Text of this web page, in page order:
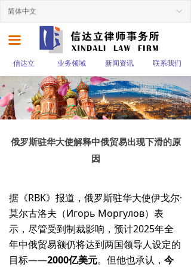
끀
信达立 业务领域 新闻资讯 联系我们
ꀅ
简体中文
俄罗斯驻华大使解释中俄贸易出现下滑的原
因
据《RBK》报道，俄罗斯驻华大使伊戈尔·
莫尔古洛夫（Игорь Моргулов）表
示，尽管受到制裁影响，预计2025年全
年中俄贸易额仍将达到两国领导人设定的
目标——2000亿美元。但他也承认， 今